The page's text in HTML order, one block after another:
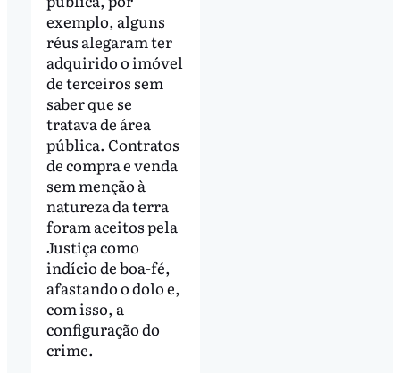
exemplo, alguns
réus alegaram ter
adquirido o imóvel
de terceiros sem
saber que se
tratava de área
pública. Contratos
de compra e venda
sem menção à
natureza da terra
foram aceitos pela
Justiça como
indício de boa-fé,
afastando o dolo e,
com isso, a
configuração do
crime.